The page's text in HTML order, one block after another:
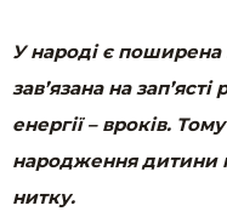
У народі є поширена
зав’язана на
енергії – вроків.
народження дитини
нитку.